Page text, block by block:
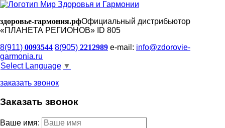
здоровье-гармония.рфОфициальный дистрибьютор
«ПЛАНЕТА РЕГИОНОВ» ID 805
8(911) 0093544 8(905) 2212989 e-mail: info@zdorovie-
garmonia.ru
Select Language ▼
заказать звонок
Заказать звонок
Ваше имя: